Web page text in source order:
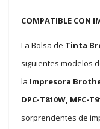
COMPATIBLE CON
La Bolsa de Tinta
siguientes modelos
la Impresora Brother
DPC-T810W, MFC-
sorprendentes de